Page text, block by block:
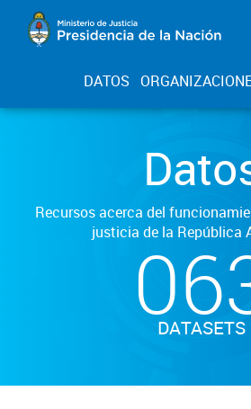
DATOS
Recursos acerca del
justicia de la República
DATASETS